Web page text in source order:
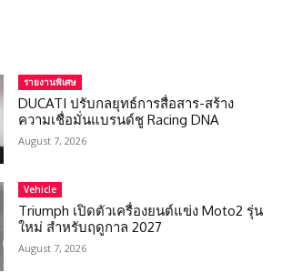
รายงานพิเศษ
DUCATI ปรับกลยุทธ์การสื่อสาร-สร้าง
ความเชื่อมั่นแบรนด์ชู Racing DNA
August 7, 2026
Vehicle
Triumph เปิดตัวเครื่องยนต์แข่ง Moto2 รุ่น
ใหม่ สำหรับฤดูกาล 2027
August 7, 2026